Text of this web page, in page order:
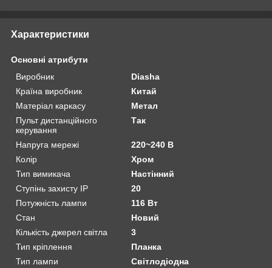
Характеристики
Основні атрибути
Виробник
Diasha
Країна виробник
Китай
Матеріал каркасу
Метал
Пульт дистанційного
керування
Так
Напруга мережі
220~240 В
Колір
Хром
Тип вимикача
Настінний
Ступінь захисту IP
20
Потужність лампи
116 Вт
Стан
Новий
Кількість джерел світла
3
Тип кріплення
Планка
Тип лампи
Світлодіодна